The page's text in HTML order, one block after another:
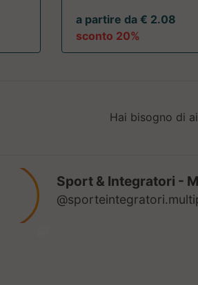
a partire da € 2.08
sconto 20%
Hai bisogno di